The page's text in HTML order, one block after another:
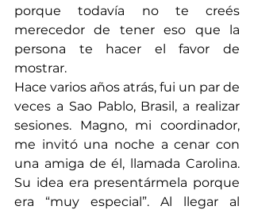
porque todavía no te creés
merecedor de tener eso que la
persona te hacer el favor de
mostrar.
Hace varios años atrás, fui un par de
veces a Sao Pablo, Brasil, a realizar
sesiones. Magno, mi coordinador,
me invitó una noche a cenar con
una amiga de él, llamada Carolina.
Su idea era presentármela porque
era “muy especial”. Al llegar al